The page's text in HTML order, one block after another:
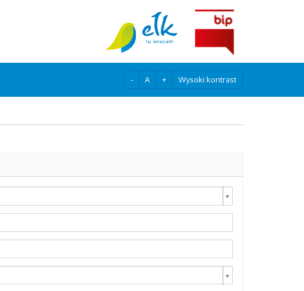
- A + Wysoki kontrast